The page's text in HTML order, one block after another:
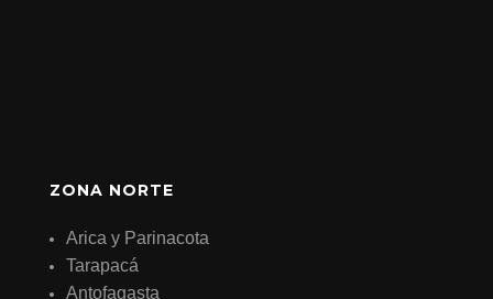
ZONA NORTE
Arica y Parinacota
Tarapacá
Antofagasta